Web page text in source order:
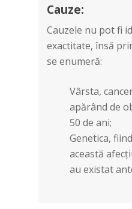
Cauze:
Cauzele nu pot fi
exactitate, însă
se enumeră:
Vârsta,
apărând de
50 de ani;
Genetica,
această
au existat